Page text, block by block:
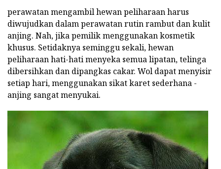
perawatan mengambil hewan peliharaan harus
diwujudkan dalam perawatan rutin rambut dan kulit
anjing. Nah, jika pemilik menggunakan kosmetik
khusus. Setidaknya seminggu sekali, hewan
peliharaan hati-hati menyeka semua lipatan, telinga
dibersihkan dan dipangkas cakar. Wol dapat menyisir
setiap hari, menggunakan sikat karet sederhana -
anjing sangat menyukai.